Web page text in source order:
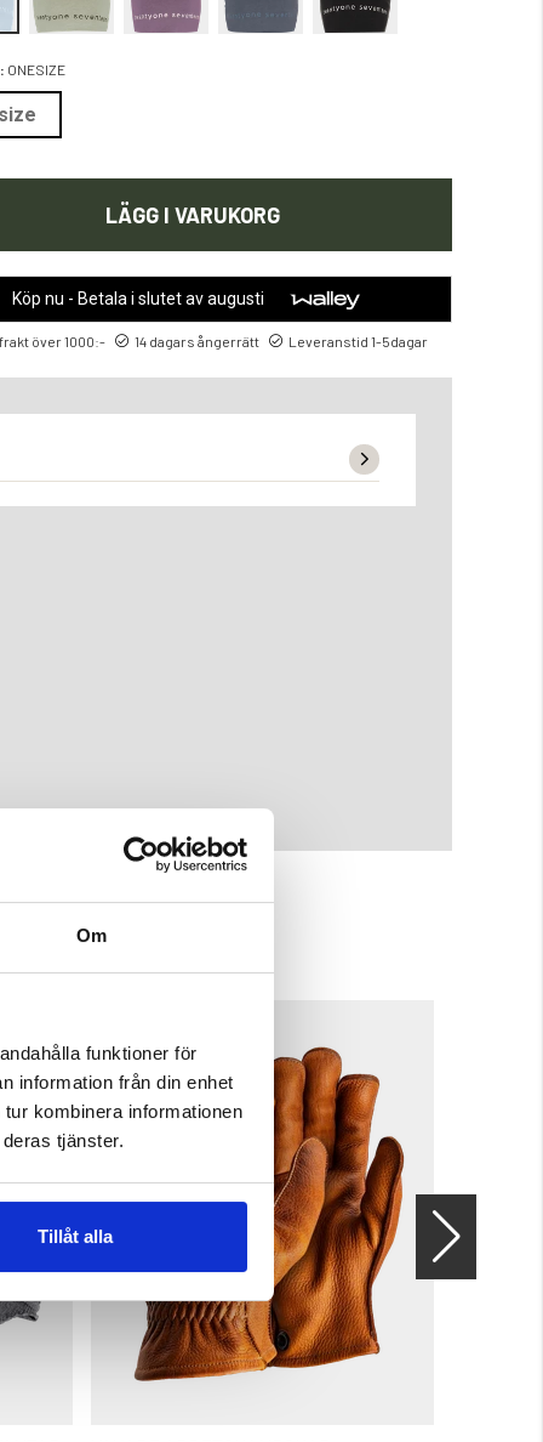
Om
funktioner för
information från din enhet
kombinera informationen
tjänster.
Tillåt alla
ONESIZE
LÄGG I VARUKORG
Köp nu - Betala i slutet av augusti
över 1000:- 14 dagars ångerrätt Leveranstid 1-5dagar